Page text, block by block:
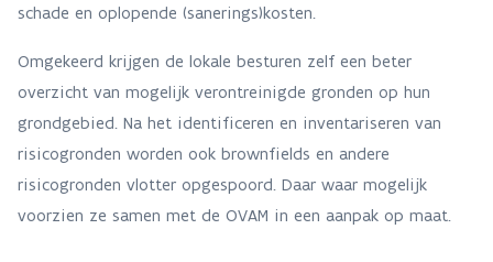
schade en oplopende (sanerings)kosten.
Omgekeerd krijgen de lokale besturen zelf een beter
overzicht van mogelijk verontreinigde gronden op hun
grondgebied. Na het identificeren en inventariseren van
risicogronden worden ook brownfields en andere
risicogronden vlotter opgespoord. Daar waar mogelijk
voorzien ze samen met de OVAM in een aanpak op maat.